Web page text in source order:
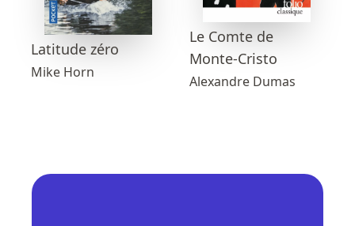
Latitude zéro
Mike Horn
Le Comte de
Monte-Cristo
Alexandre Dumas